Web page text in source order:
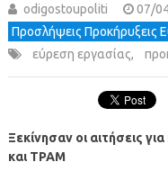
odigostoupoliti
07/
Προσλήψεις Προκήρυξεις
εύρεση εργασίας,
Ξεκίνησαν οι αιτήσεις
και ΤΡΑΜ